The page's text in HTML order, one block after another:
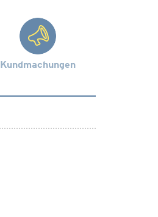
Kundmachungen